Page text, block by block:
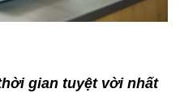
gian tuyệt vời nhất